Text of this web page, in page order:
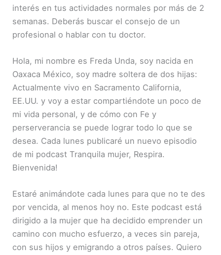
interés en tus actividades normales por más de 2
semanas. Deberás buscar el consejo de un
profesional o hablar con tu doctor.
Hola, mi nombre es Freda Unda, soy nacida en
Oaxaca México, soy madre soltera de dos hijas:
Actualmente vivo en Sacramento California,
EE.UU. y voy a estar compartiéndote un poco de
mi vida personal, y de cómo con Fe y
perserverancia se puede lograr todo lo que se
desea. Cada lunes publicaré un nuevo episodio
de mi podcast Tranquila mujer, Respira.
Bienvenida!
Estaré animándote cada lunes para que no te des
por vencida, al menos hoy no. Este podcast está
dirigido a la mujer que ha decidido emprender un
camino con mucho esfuerzo, a veces sin pareja,
con sus hijos y emigrando a otros países. Quiero